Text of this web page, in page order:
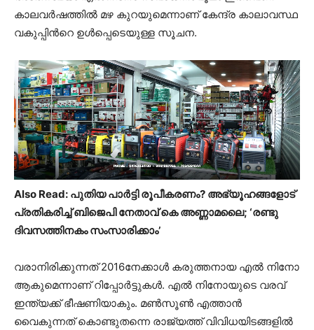
കാലവർഷത്തിൽ മഴ കുറയുമെന്നാണ് കേന്ദ്ര കാലാവസ്ഥ
വകുപ്പിന്‍റെ ഉൾപ്പെടെയുള്ള സൂചന.
Also Read: പുതിയ പാർട്ടി രൂപീകരണം? അഭ്യൂഹങ്ങളോട്
പ്രതികരിച്ച് ബിജെപി നേതാവ് കെ അണ്ണാമലൈ; ‘രണ്ടു
ദിവസത്തിനകം സംസാരിക്കാം’
വരാനിരിക്കുന്നത് 2016നേക്കാൾ കരുത്തനായ എൽ നിനോ
ആകുമെന്നാണ് റിപ്പോർട്ടുകൾ. എൽ നിനോയുടെ വരവ്
ഇന്ത്യക്ക് ഭീഷണിയാകും. മൺസൂൺ എത്താൻ
വൈകുന്നത് കൊണ്ടുതന്നെ രാജ്യത്ത് വിവിധയിടങ്ങളിൽ